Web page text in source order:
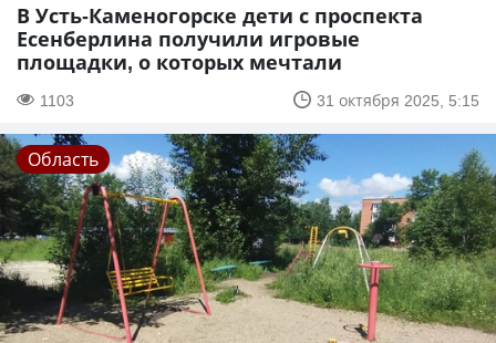
В Усть-Каменогорске дети с проспекта
Есенберлина получили игровые
площадки, о которых мечтали
1103 31 октября 2025, 5:15
Область